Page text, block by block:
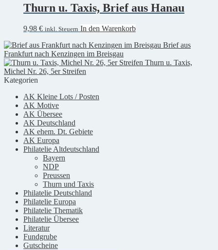
Thurn u. Taxis, Brief aus Hanau
9,98 € inkl. Steuern In den Warenkorb
Brief aus
Frankfurt nach Kenzingen im Breisgau
Thurn u. Taxis,
Michel Nr. 26, 5er Streifen
Kategorien
AK Kleine Lots / Posten
AK Motive
AK Übersee
AK Deutschland
AK ehem. Dt. Gebiete
AK Europa
Philatelie Altdeutschland
Bayern
NDP
Preussen
Thurn und Taxis
Philatelie Deutschland
Philatelie Europa
Philatelie Thematik
Philatelie Übersee
Literatur
Fundgrube
Gutscheine